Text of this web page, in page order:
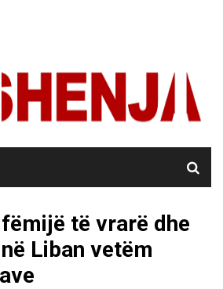
fëmijë të vrarë dhe
Liban vetëm